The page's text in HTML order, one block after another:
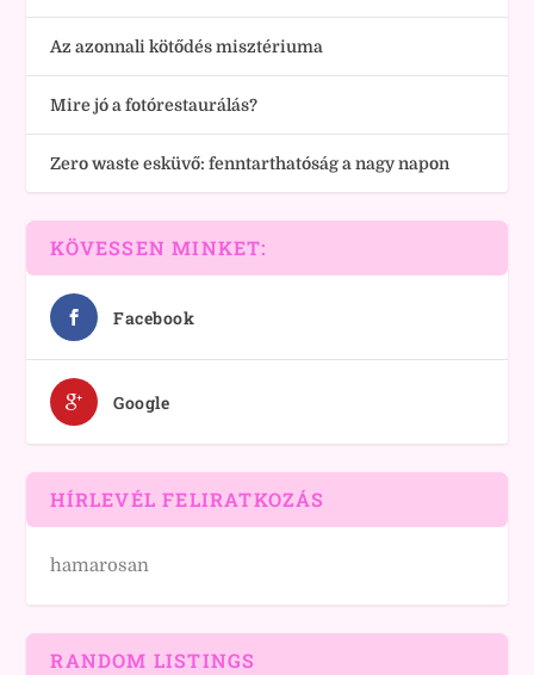
Az azonnali kötődés misztériuma
Mire jó a fotórestaurálás?
Zero waste esküvő: fenntarthatóság a nagy napon
KÖVESSEN MINKET:
Facebook
Google
HÍRLEVÉL FELIRATKOZÁS
hamarosan
RANDOM LISTINGS